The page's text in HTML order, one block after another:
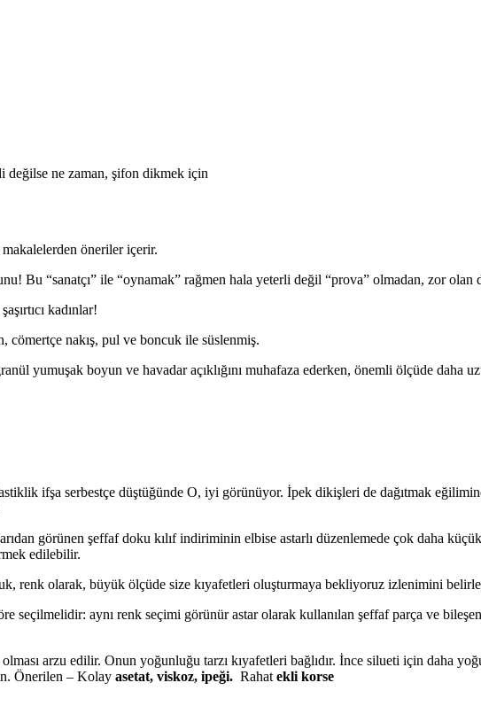
değilse ne zaman, şifon dikmek için
öneriler içerir.
Bu “sanatçı” ile “oynamak” rağmen hala yeterli değil “prova” olmadan, zor olan
kadınlar!
cömertçe nakış, pul ve boncuk ile süslenmiş.
yumuşak boyun ve havadar açıklığını muhafaza ederken, önemli ölçüde daha
ifşa serbestçe düştüğünde O, iyi görünüyor. İpek dikişleri de dağıtmak
görünen şeffaf doku kılıf indiriminin elbise astarlı düzenlemede çok daha
edilebilir.
renk olarak, büyük ölçüde size kıyafetleri oluşturmaya bekliyoruz izlenimini
seçilmelidir: aynı renk seçimi görünür astar olarak kullanılan şeffaf parça ve
arzu edilir. Onun yoğunluğu tarzı kıyafetleri bağlıdır. İnce silueti için daha
Önerilen – Kolay asetat, viskoz, ipeği. Rahat ekli korse